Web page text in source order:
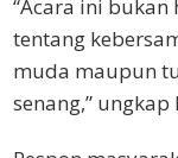
“Acara ini
tentang
muda maupun
senang,”